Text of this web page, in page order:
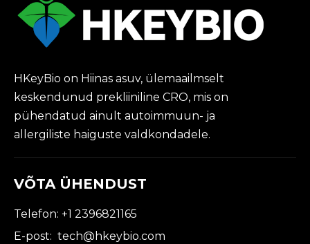
HKeyBio on Hiinas asuv, ülemaailmselt
keskendunud prekliiniline CRO, mis on
pühendatud ainult autoimmuun- ja
allergiliste haiguste valdkondadele.
VÕTA ÜHENDUST
Telefon: +1 2396821165
E-post: tech@hkeybio.com